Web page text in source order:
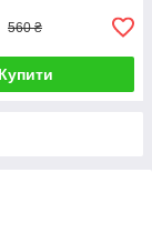
560 ₴
Купити